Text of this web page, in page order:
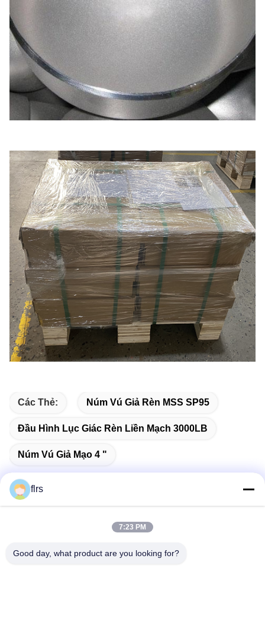
Các Thẻ: Núm Vú Giả Rèn MSS SP95
Đầu Hình Lục Giác Rèn Liền Mạch 3000LB
Núm Vú Giả Mạo 4 "
Địa chỉ
flrs
7:23 PM
Good day, what product are you looking for?